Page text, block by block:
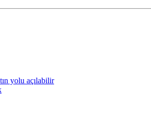
yolu açılabilir